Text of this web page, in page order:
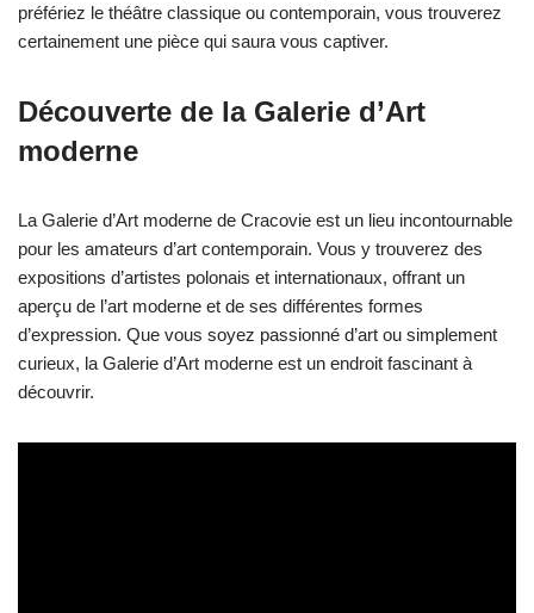
préfériez le théâtre classique ou contemporain, vous trouverez
certainement une pièce qui saura vous captiver.
Découverte de la Galerie d’Art
moderne
La Galerie d’Art moderne de Cracovie est un lieu incontournable
pour les amateurs d’art contemporain. Vous y trouverez des
expositions d’artistes polonais et internationaux, offrant un
aperçu de l’art moderne et de ses différentes formes
d’expression. Que vous soyez passionné d’art ou simplement
curieux, la Galerie d’Art moderne est un endroit fascinant à
découvrir.